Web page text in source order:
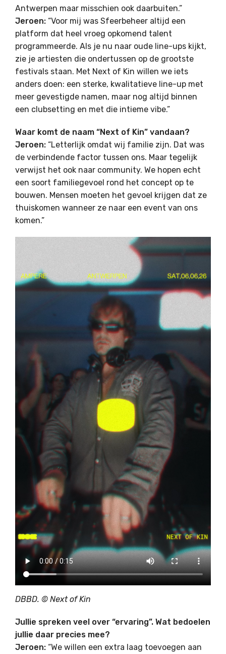
Antwerpen maar misschien ook daarbuiten.”
Jeroen: “Voor mij was Sfeerbeheer altijd een
platform dat heel vroeg opkomend talent
programmeerde. Als je nu naar oude line-ups kijkt,
zie je artiesten die ondertussen op de grootste
festivals staan. Met Next of Kin willen we iets
anders doen: een sterke, kwalitatieve line-up met
meer gevestigde namen, maar nog altijd binnen
een clubsetting en met die intieme vibe.”
Waar komt de naam “Next of Kin” vandaan?
Jeroen: “Letterlijk omdat wij familie zijn. Dat was
de verbindende factor tussen ons. Maar tegelijk
verwijst het ook naar community. We hopen echt
een soort familiegevoel rond het concept op te
bouwen. Mensen moeten het gevoel krijgen dat ze
thuiskomen wanneer ze naar een event van ons
komen.”
DBBD. © Next of Kin
Jullie spreken veel over “ervaring”. Wat bedoelen
jullie daar precies mee?
Jeroen: “We willen een extra laag toevoegen aan